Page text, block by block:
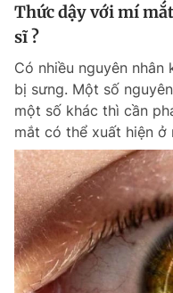
Thức dậy với mí
sĩ ?
Có nhiều nguyên
bị sưng. Một số
một số khác thì cần
mắt có thể xuất hiện ở